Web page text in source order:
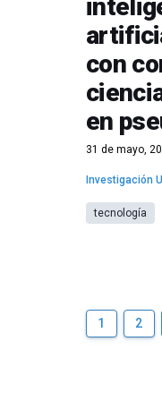
con
en
31 de mayo,
Investigación
tecnología
1 2